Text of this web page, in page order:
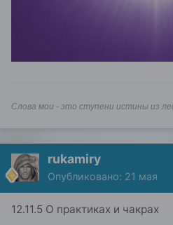
Слова мои - это ступени истины из
rukamiry
Опубликовано: 21 мая
12.11.5 О практиках и чакрах